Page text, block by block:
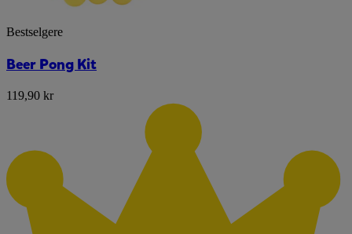
Bestselgere
Beer Pong Kit
119,90 kr